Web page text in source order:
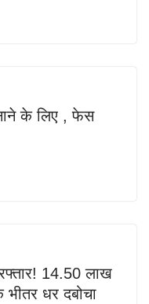
के लिए , फेस
14.50 लाख
धर दबोचा